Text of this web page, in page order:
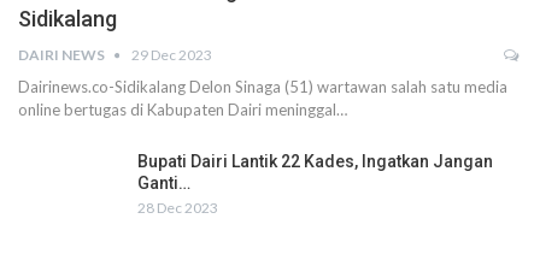
Sidikalang
DAIRI NEWS 29 Dec 2023
Dairinews.co-Sidikalang Delon Sinaga (51) wartawan salah satu media
online bertugas di Kabupaten Dairi meninggal…
Bupati Dairi Lantik 22 Kades, Ingatkan Jangan
Ganti…
28 Dec 2023